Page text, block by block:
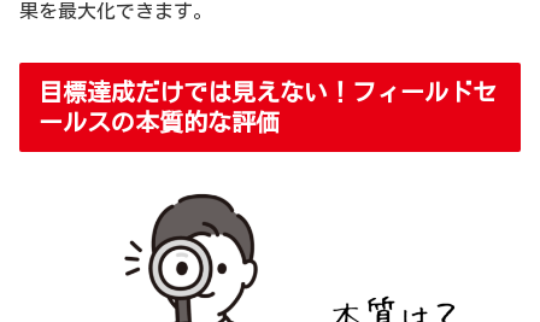
果を最大化できます。
目標達成だけでは見えない！フィールドセ
ールスの本質的な評価